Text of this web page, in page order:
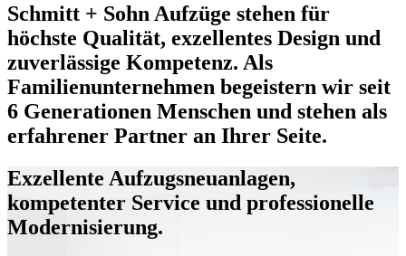
Schmitt + Sohn Aufzüge stehen für
höchste Qualität, exzellentes Design und
zuverlässige Kompetenz. Als
Familienunternehmen begeistern wir seit
6 Generationen Menschen und stehen als
erfahrener Partner an Ihrer Seite.
Exzellente Aufzugsneuanlagen,
kompetenter Service und professionelle
Modernisierung.